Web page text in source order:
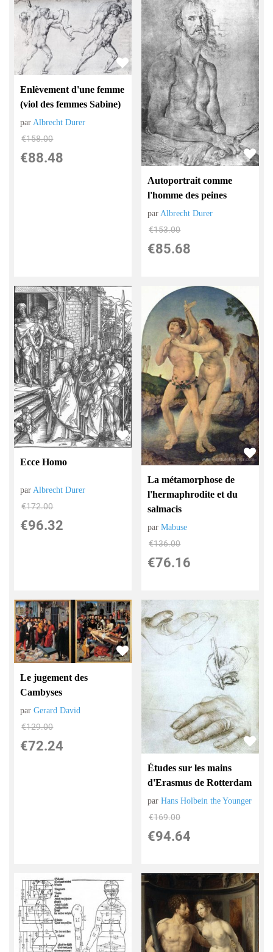
Enlèvement d'une femme
(viol des femmes Sabine)
parAlbrecht Durer
€158.00
€88.48
Autoportrait comme
l'homme des peines
parAlbrecht Durer
€153.00
€85.68
Ecce Homo
parAlbrecht Durer
€172.00
€96.32
La métamorphose de
l'hermaphrodite et du
salmacis
parMabuse
€136.00
€76.16
Le jugement des
Cambyses
parGerard David
€129.00
€72.24
Études sur les mains
d'Erasmus de Rotterdam
parHans Holbein the Younger
€169.00
€94.64